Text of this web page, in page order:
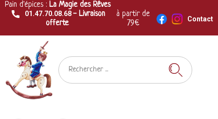
Pain d'épices : La Magie des Rêves
01.47.70.08.68- Livraison
offerte
à partir de
79€
Contact